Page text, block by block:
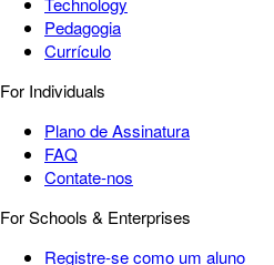
Pedagogia
Currículo
For Individuals
Plano de Assinatura
FAQ
Contate-nos
For Schools & Enterprises
Registre-se como um aluno